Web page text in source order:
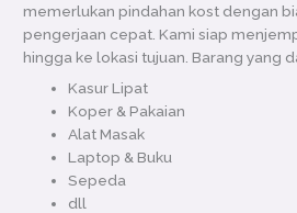
memerlukan pindahan kost dengan
pengerjaan cepat. Kami siap
hingga ke lokasi tujuan. Barang yang
Kasur Lipat
Koper & Pakaian
Alat Masak
Laptop & Buku
Sepeda
dll